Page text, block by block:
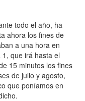
todo el año, ha
ahora los fines de
a una hora en
que irá hasta el
15 minutos los fines
de julio y agosto,
que poníamos en